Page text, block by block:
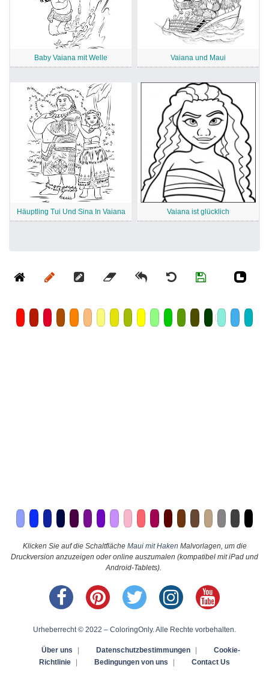
Baby Vaiana mit Welle Vaiana und Maui
Häuptling Tui Und Sina In Vaiana Vaiana ist glücklich
Klicken Sie auf die Schaltfläche Maui mit Haken Malvorlagen, um die
Druckversion anzuzeigen oder online auszumalen (kompatibel mit iPad und
Android-Tablets).
Urheberrecht © 2022 – ColoringOnly. Alle Rechte vorbehalten.
Über uns Datenschutzbestimmungen
Cookie-
Richtlinie
Bedingungen von uns Contact Us